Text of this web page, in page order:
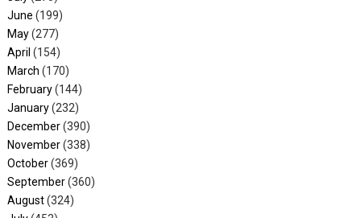
June (199)
May(277)
April (154)
March (170)
February(144)
January(232)
December(390)
November(338)
October(369)
September(360)
August(324)